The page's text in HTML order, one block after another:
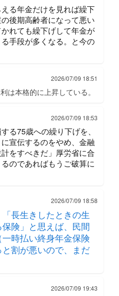
る年金だけを見れば繰下
後期高齢者になって悪い
れても繰下げして年金が
手段が多くなる。と今の
2026/07/09 18:51
は本格的に上昇している。
2026/07/09 18:53
る75歳への繰り下げを、
宣伝するのをやめ、金融
をすべきだ」厚労省に合
のであればもうご破算に
2026/07/09 18:58
長生きしたときの生
険」と思えば、民間
時払い終身年金保険
割が悪いので、まだ
2026/07/09 19:43